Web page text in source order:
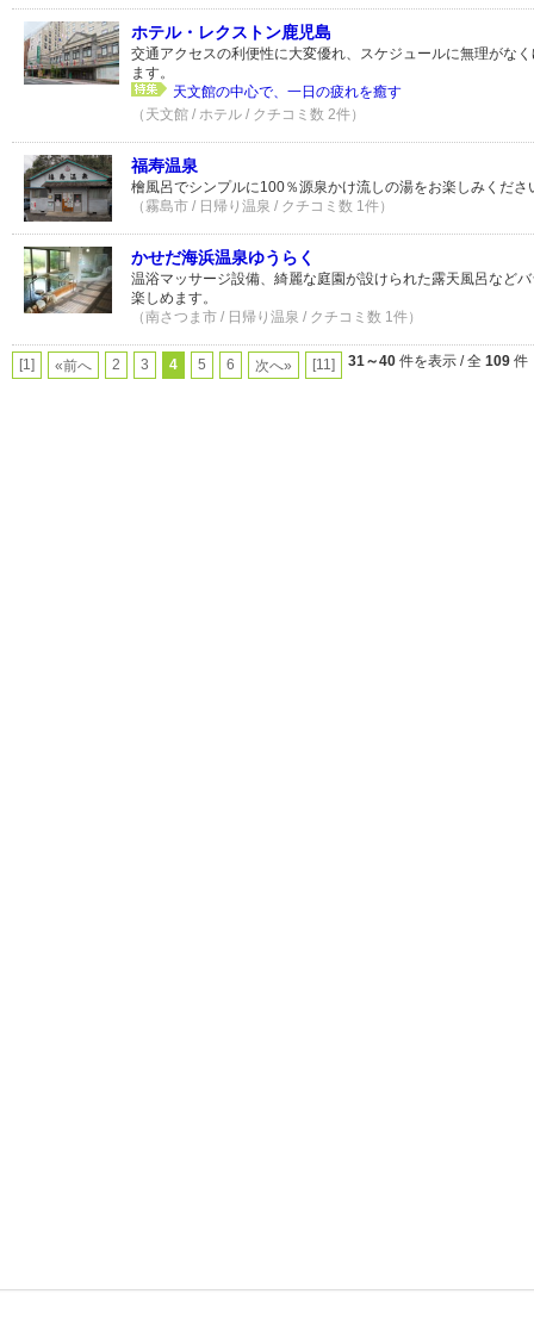
ホテル・レクストン鹿児島
交通アクセスの利便性に大変優れ、スケジュールに無理がな
ます。
天文館の中心で、一日の疲れを癒す
（天文館 / ホテル / クチコミ数 2件）
福寿温泉
檜風呂でシンプルに100％源泉かけ流しの湯をお楽しみくださ
（霧島市 / 日帰り温泉 / クチコミ数 1件）
かせだ海浜温泉ゆうらく
温浴マッサージ設備、綺麗な庭園が設けられた露天風呂など
楽しめます。
（南さつま市 / 日帰り温泉 / クチコミ数 1件）
[1] «前へ 2 3 4 5 6 次へ» [11] 31～40 件を表示 / 全 109 件